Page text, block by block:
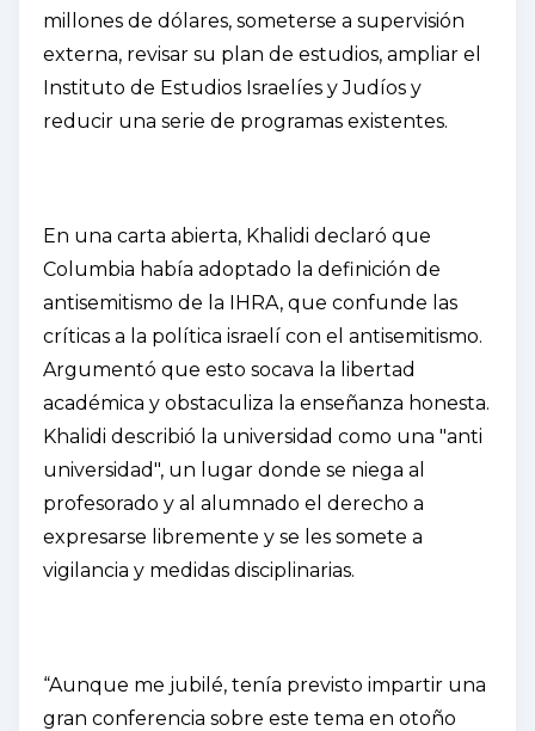
millones de dólares, someterse a supervisión
externa, revisar su plan de estudios, ampliar el
Instituto de Estudios Israelíes y Judíos y
reducir una serie de programas existentes.
En una carta abierta, Khalidi declaró que
Columbia había adoptado la definición de
antisemitismo de la IHRA, que confunde las
críticas a la política israelí con el antisemitismo.
Argumentó que esto socava la libertad
académica y obstaculiza la enseñanza honesta.
Khalidi describió la universidad como una "anti
universidad", un lugar donde se niega al
profesorado y al alumnado el derecho a
expresarse libremente y se les somete a
vigilancia y medidas disciplinarias.
“Aunque me jubilé, tenía previsto impartir una
gran conferencia sobre este tema en otoño